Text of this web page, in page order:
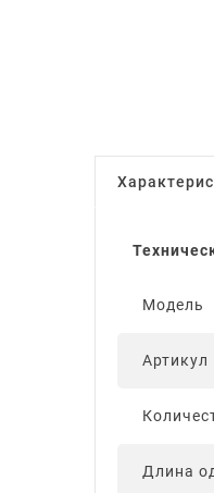
Модель
Артикул
Длина